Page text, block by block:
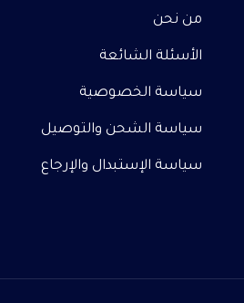
من نحن
الأسئلة الشائعة
سياسة الخصوصية
سياسة الشحن والتوصيل
سياسة الإستبدال والإرجاع